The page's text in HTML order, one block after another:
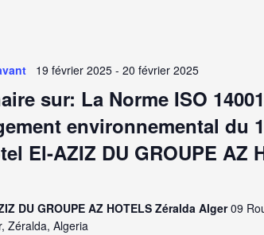
19 février 2025- 20 février 2025
sur: La Norme ISO
environnemental du
El-AZIZ DU GROUPE AZ
DU GROUPE AZ HOTELS Zéralda Alger09
Zéralda, Algeria